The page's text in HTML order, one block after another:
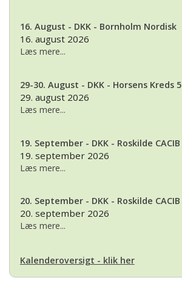
16. August - DKK - Bornholm Nordisk
16. august 2026
Læs mere...
29-30. August - DKK - Horsens Kreds 5
29. august 2026
Læs mere...
19. September - DKK - Roskilde CACIB
19. september 2026
Læs mere...
20. September - DKK - Roskilde CACIB
20. september 2026
Læs mere...
Kalenderoversigt - klik her